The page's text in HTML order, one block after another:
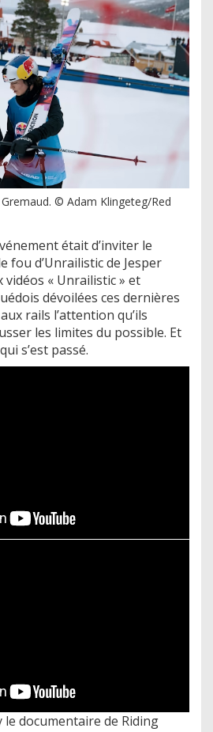
© Adam Klingeteg/Red
était d’inviter le
fou d’Unrailistic de Jesper
vidéos « Unrailistic » et
dévoilées ces dernières
rails l’attention qu’ils
les limites du possible. Et
s’est passé.
documentaire de Riding